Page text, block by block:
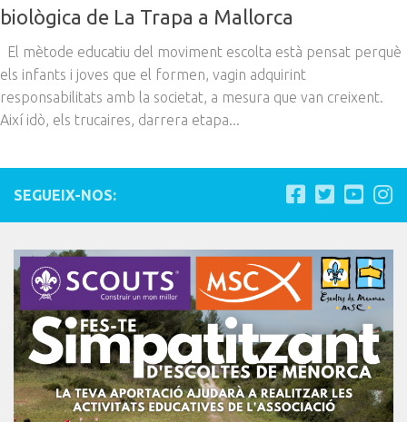
biològica de La Trapa a Mallorca
El mètode educatiu del moviment escolta està pensat perquè
els infants i joves que el formen, vagin adquirint
responsabilitats amb la societat, a mesura que van creixent.
Així idò, els trucaires, darrera etapa...
SEGUEIX-NOS: